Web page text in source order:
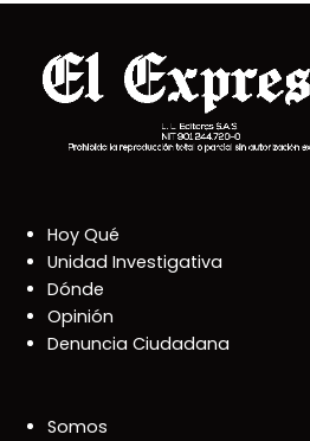
Hoy Qué
Unidad Investigativa
Dónde
Opinión
Denuncia Ciudadana
Somos